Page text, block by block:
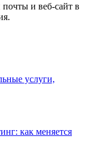
и веб-сайт в
услуги,
как меняется